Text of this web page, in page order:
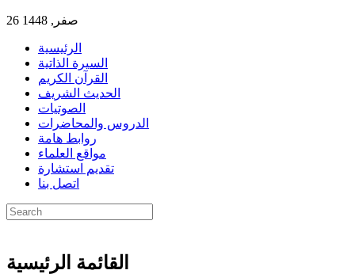
26 صفر, 1448
الرئيسية
السيرة الذاتية
القرآن الكريم
الحديث الشريف
الصوتيات
الدروس والمحاضرات
روابط هامة
مواقع العلماء
تقديم استشارة
اتصل بنا
القائمة الرئيسية